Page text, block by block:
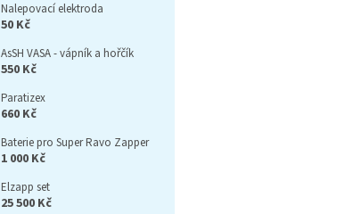
Nalepovací elektroda
50 Kč
AsSH VASA - vápník a hořčík
550 Kč
Paratizex
660 Kč
Baterie pro Super Ravo Zapper
1 000 Kč
Elzapp set
25 500 Kč